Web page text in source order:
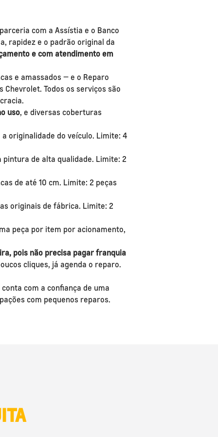
com a Assístia e o Banco
rapidez e o padrão original da
e com atendimento em
e amassados — e o Reparo
Todos os serviços são
uso, e diversas coberturas
originalidade do veículo. Limite: 4
de alta qualidade. Limite: 2
de até 10 cm. Limite: 2 peças
originais de fábrica. Limite: 2
peça por item por acionamento,
pois não precisa pagar franquia
cliques, já agenda o reparo.
com a confiança de uma
com pequenos reparos.